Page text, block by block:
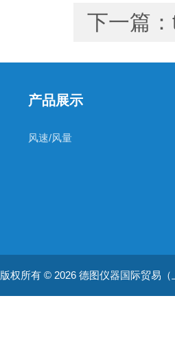
下一篇：
产品展示
风速/风量
版权所有 © 2026 德图仪器国际贸易